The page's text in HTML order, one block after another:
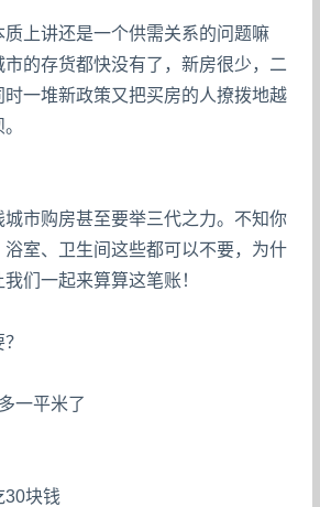
上讲还是一个供需关系的问题嘛
市的存货都快没有了，新房很少，二
一堆新政策又把买房的人撩拨地越
市购房甚至要举三代之力。不知你
室、卫生间这些都可以不要，为什
们一起来算算这笔账！
一平米了
30块钱